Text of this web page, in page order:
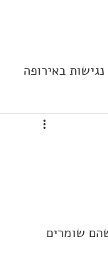
נגישות באירופה
הפינה של מיכל
שומרים